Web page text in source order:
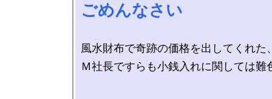
ごめんなさい
風水財布で奇跡の価格を出してくれた
Ｍ社長ですらも小銭入れに関しては難